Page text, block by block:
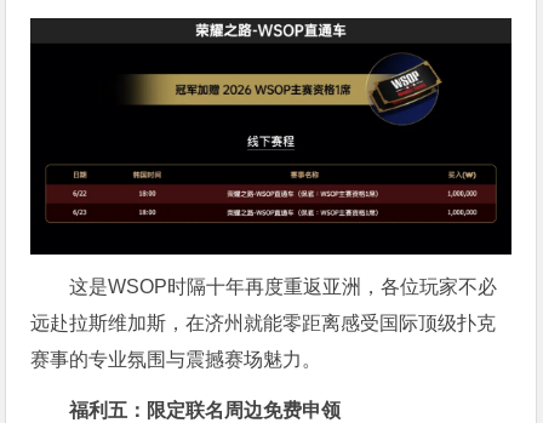
这是WSOP时隔十年再度重返亚洲，各位玩家不必
远赴拉斯维加斯，在济州就能零距离感受国际顶级扑克
赛事的专业氛围与震撼赛场魅力。
福利五：限定联名周边免费申领